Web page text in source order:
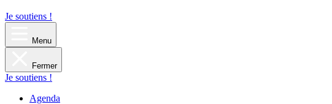
Je soutiens !
Menu
Fermer
Je soutiens !
Agenda